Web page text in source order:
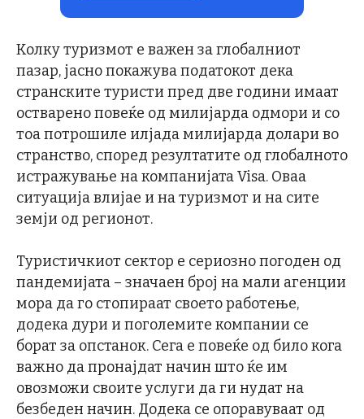
Колку туризмот е важен за глобалниот
пазар, јасно покажува податокот дека
странските туристи пред две години имаат
остварено повеќе од милијарда одмори и со
тоа потрошиле илјада милијарда долари во
странство, според резултатите од глобалното
истражување на компанијата Visa. Оваа
ситуација влијае и на туризмот и на сите
земји од регионот.
Туристичкиот сектор е сериозно погоден од
пандемијата – значаен број на мали агенции
мора да го стопираат своето работење,
додека дури и поголемите компании се
борат за опстанок. Сега е повеќе од било кога
важно да пронајдат начин што ќе им
овозможи своите услуги да ги нудат на
безбеден начин. Додека се опоравуваат од